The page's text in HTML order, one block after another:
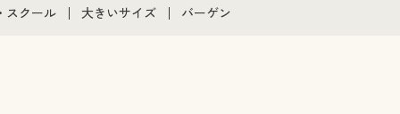
カタログ・チラシからのご注文
スクール 大きいサイズ バーゲン